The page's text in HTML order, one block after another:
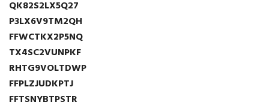
QK82S2LX5Q27
P3LX6V9TM2QH
FFWCTKX2P5NQ
TX4SC2VUNPKF
RHTG9VOLTDWP
FFPLZJUDKPTJ